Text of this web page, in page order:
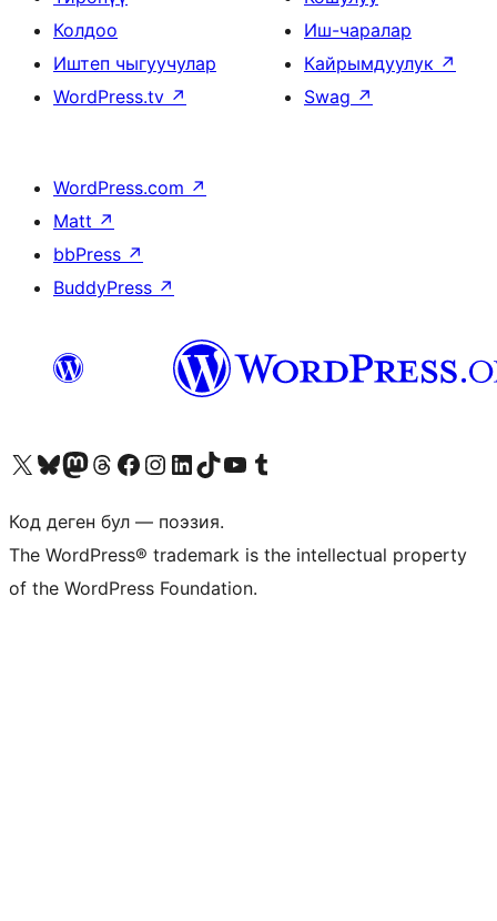
Колдоо
Иштеп чыгуучулар
WordPress.tv ↗
Иш-чаралар
Кайрымдуулук ↗
Swag ↗
WordPress.com ↗
Matt ↗
bbPress ↗
BuddyPress ↗
Visit our X (formerly Twitter) account
Visit our Bluesky account
Биздин Mastodon түрмөгүбүзгө баш багыңыз
Visit our Threads account
Биздин Facebook баракчабызга кириңиз
Биздин Instagram баракчабызга баш багыңыз
Биздин LinkedIn баракчабызга баш багыңыз
Visit our TikTok account
Visit our YouTube channel
Visit our Tumblr account
Код деген бул — поэзия.
The WordPress® trademark is the intellectual property
of the WordPress Foundation.